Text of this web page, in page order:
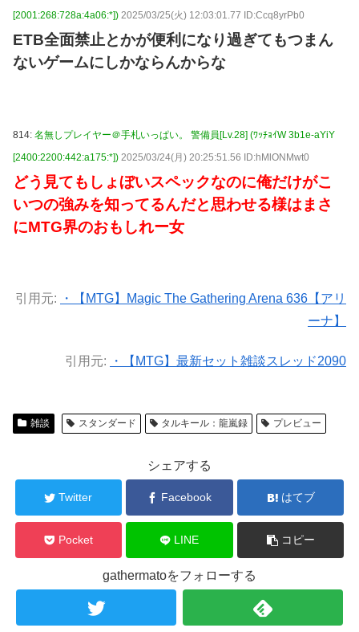
[2001:268:728a:4a06:*]) 2025/03/25(火) 12:03:01.77 ID:Ccq8yrPb0
ETB全面禁止とかが便利になり過ぎてもつまん
ないゲームにしかならんからな
814: 名無しプレイヤー＠手札いっぱい。 警備員[Lv.28] (ﾜｯﾁｮｲW 3b1e-aYiY
[2400:2200:442:a175:*]) 2025/03/24(月) 20:25:51.56 ID:hMlONMwt0
どう見てもしょぼいスペックなのに俺だけがこ
いつの強みを知ってるんだと思わせる様はまさ
にMTG界のおもしれー女
引用元:
・【MTG】Magic The Gathering Arena 636【アリ
ーナ】
引用元: ・【MTG】最新セット雑談スレッド2090
雑談 スタンダード タルキール：龍嵐録 プレビュー
シェアする
Twitter Facebook はてブ
Pocket LINE コピー
gathermatoをフォローする